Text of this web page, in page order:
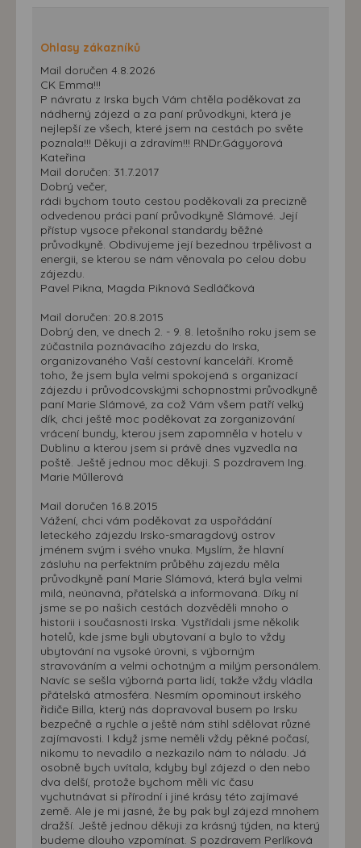
Ohlasy zákazníků
Mail doručen 4.8.2026
CK Emma!!!
P návratu z Irska bych Vám chtěla poděkovat za
nádherný zájezd a za paní průvodkyni, která je
nejlepší ze všech, které jsem na cestách po světe
poznala!!! Děkuji a zdravím!!! RNDr.Gágyorová
Kateřina
Mail doručen: 31.7.2017
Dobrý večer,
rádi bychom touto cestou poděkovali za precizně
odvedenou práci paní průvodkyně Slámové. Její
přístup vysoce překonal standardy běžné
průvodkyně. Obdivujeme její bezednou trpělivost a
energii, se kterou se nám věnovala po celou dobu
zájezdu.
Pavel Pikna, Magda Piknová Sedláčková
Mail doručen: 20.8.2015
Dobrý den, ve dnech 2. - 9. 8. letošního roku jsem se
zúčastnila poznávacího zájezdu do Irska,
organizovaného Vaší cestovní kanceláří. Kromě
toho, že jsem byla velmi spokojená s organizací
zájezdu i průvodcovskými schopnostmi průvodkyně
paní Marie Slámové, za což Vám všem patří velký
dík, chci ještě moc poděkovat za zorganizování
vrácení bundy, kterou jsem zapomněla v hotelu v
Dublinu a kterou jsem si právě dnes vyzvedla na
poště. Ještě jednou moc děkuji. S pozdravem Ing.
Marie Műllerová
Mail doručen 16.8.2015
Vážení, chci vám poděkovat za uspořádání
leteckého zájezdu Irsko-smaragdový ostrov
jménem svým i svého vnuka. Myslím, že hlavní
zásluhu na perfektním průběhu zájezdu měla
průvodkyně paní Marie Slámová, která byla velmi
milá, neúnavná, přátelská a informovaná. Díky ní
jsme se po našich cestách dozvěděli mnoho o
historii i současnosti Irska. Vystřídali jsme několik
hotelů, kde jsme byli ubytovaní a bylo to vždy
ubytování na vysoké úrovni, s výborným
stravováním a velmi ochotným a milým personálem.
Navíc se sešla výborná parta lidí, takže vždy vládla
přátelská atmosféra. Nesmím opominout irského
řidiče Billa, který nás dopravoval busem po Irsku
bezpečně a rychle a ještě nám stihl sdělovat různé
zajímavosti. I když jsme neměli vždy pěkné počasí,
nikomu to nevadilo a nezkazilo nám to náladu. Já
osobně bych uvítala, kdyby byl zájezd o den nebo
dva delší, protože bychom měli víc času
vychutnávat si přírodní i jiné krásy této zajímavé
země. Ale je mi jasné, že by pak byl zájezd mnohem
dražší. Ještě jednou děkuji za krásný týden, na který
budeme dlouho vzpomínat. S pozdravem Perlíková